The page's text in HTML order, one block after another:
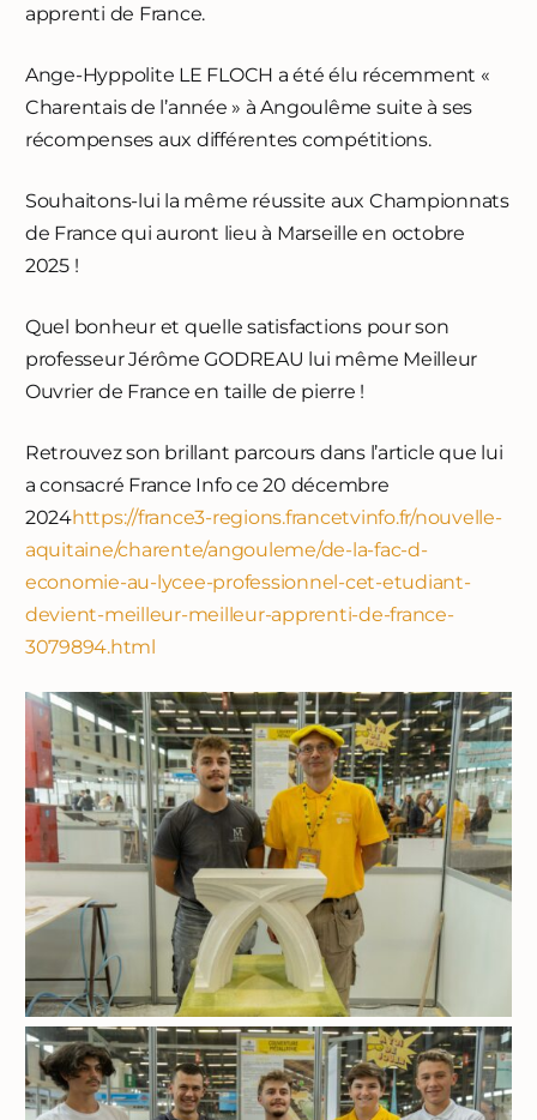
apprenti de France.
Ange-Hyppolite LE FLOCH a été élu récemment «
Charentais de l’année » à Angoulême suite à ses
récompenses aux différentes compétitions.
Souhaitons-lui la même réussite aux Championnats
de France qui auront lieu à Marseille en octobre
2025 !
Quel bonheur et quelle satisfactions pour son
professeur Jérôme GODREAU lui même Meilleur
Ouvrier de France en taille de pierre !
Retrouvez son brillant parcours dans l’article que lui
a consacré France Info ce 20 décembre
2024https://france3-regions.francetvinfo.fr/nouvelle-
aquitaine/charente/angouleme/de-la-fac-d-
economie-au-lycee-professionnel-cet-etudiant-
devient-meilleur-meilleur-apprenti-de-france-
3079894.html